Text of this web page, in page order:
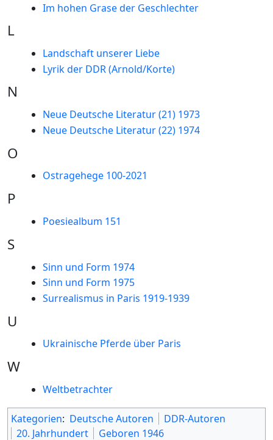
Im hohen Grase der Geschlechter
L
Landschaft unserer Liebe
Lyrik der DDR (Arnold/Korte)
N
Neue Deutsche Literatur (21) 1973
Neue Deutsche Literatur (22) 1974
O
Ostragehege 100-2021
P
Poesiealbum 151
S
Sinn und Form 1974
Sinn und Form 1975
Surrealismus in Paris 1919-1939
U
Ukrainische Pferde über Paris
W
Weltbetrachter
Kategorien: Deutsche Autoren
DDR-Autoren
20. Jahrhundert
Geboren 1946